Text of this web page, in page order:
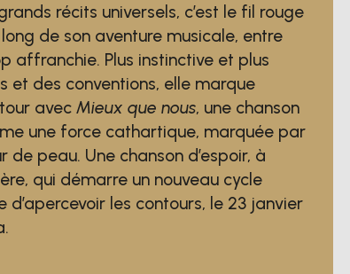
récits universels, c’est le fil rouge
de son aventure musicale, entre
affranchie. Plus instinctive et plus
et des conventions, elle marque
avecMieux que nous, une chanson
une force cathartique, marquée par
peau. Une chanson d’espoir, à
qui démarre un nouveau cycle
les contours, le 23 janvier